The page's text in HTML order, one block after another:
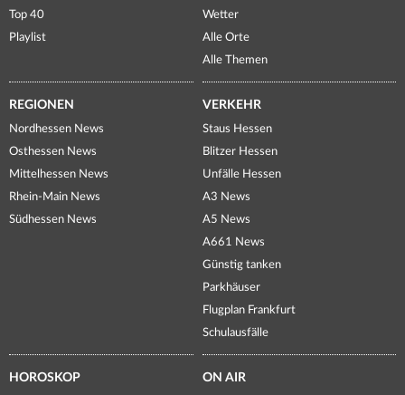
Top 40
Playlist
Wetter
Alle Orte
Alle Themen
REGIONEN
Nordhessen News
Osthessen News
Mittelhessen News
Rhein-Main News
Südhessen News
VERKEHR
Staus Hessen
Blitzer Hessen
Unfälle Hessen
A3 News
A5 News
A661 News
Günstig tanken
Parkhäuser
Flugplan Frankfurt
Schulausfälle
HOROSKOP ON AIR